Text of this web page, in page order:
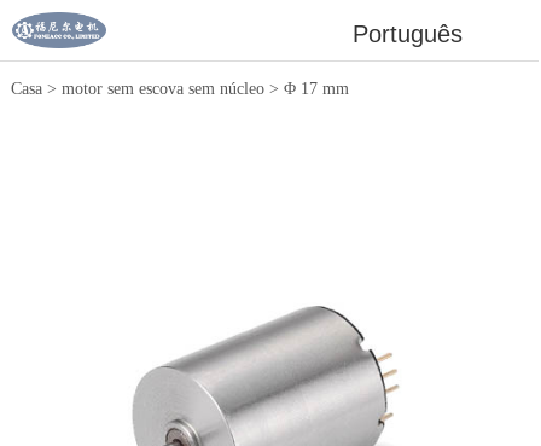
Português
Casa> motor sem escova sem núcleo> Φ 17 mm